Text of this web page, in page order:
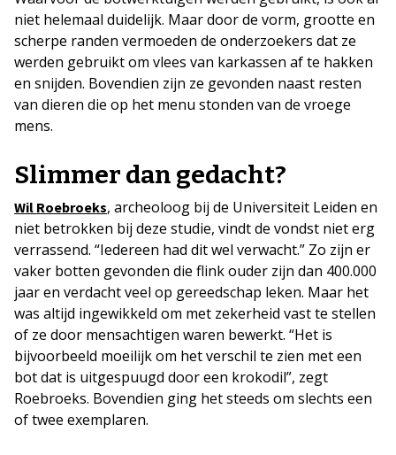
niet helemaal duidelijk. Maar door de vorm, grootte en
scherpe randen vermoeden de onderzoekers dat ze
werden gebruikt om vlees van karkassen af te hakken
en snijden. Bovendien zijn ze gevonden naast resten
van dieren die op het menu stonden van de vroege
mens.
Slimmer dan gedacht?
Wil Roebroeks, archeoloog bij de Universiteit Leiden en
niet betrokken bij deze studie, vindt de vondst niet erg
verrassend. “Iedereen had dit wel verwacht.” Zo zijn er
vaker botten gevonden die flink ouder zijn dan 400.000
jaar en verdacht veel op gereedschap leken. Maar het
was altijd ingewikkeld om met zekerheid vast te stellen
of ze door mensachtigen waren bewerkt. “Het is
bijvoorbeeld moeilijk om het verschil te zien met een
bot dat is uitgespuugd door een krokodil”, zegt
Roebroeks. Bovendien ging het steeds om slechts een
of twee exemplaren.